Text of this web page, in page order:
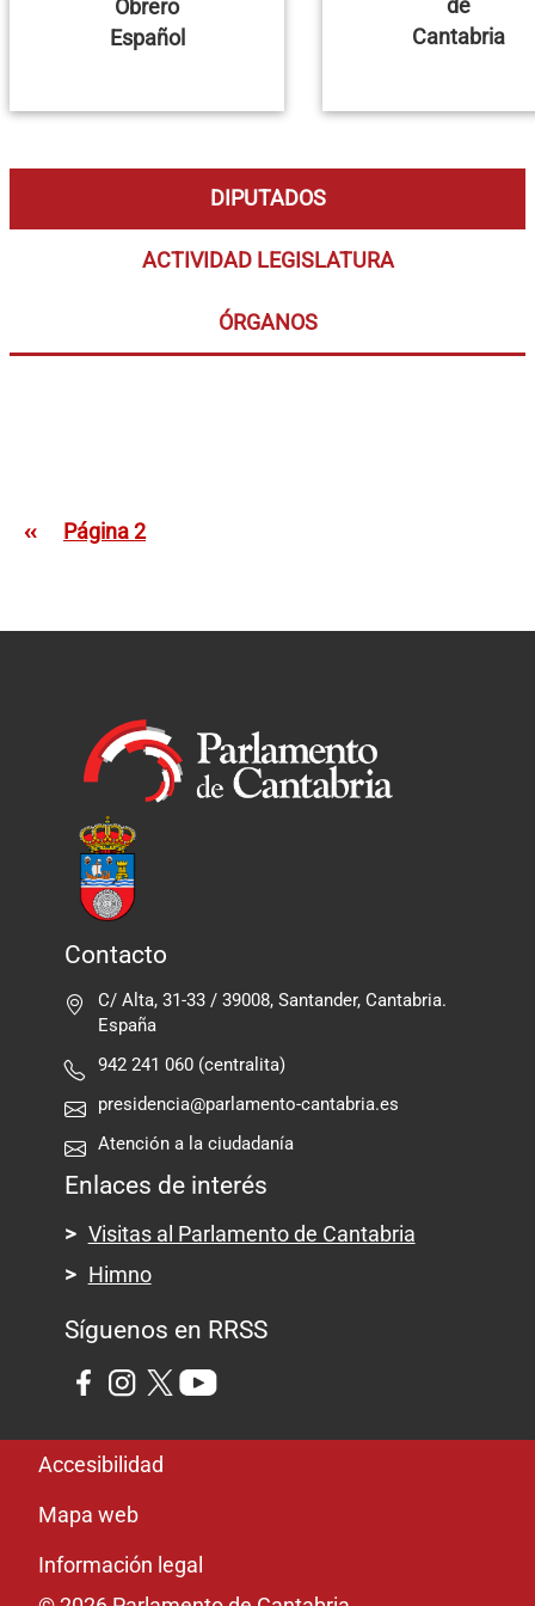
Obrero
Español
de
Cantabria
DIPUTADOS
ACTIVIDAD LEGISLATURA
ÓRGANOS
Página anterior
‹‹ Página 2
Contacto
C/ Alta, 31-33 / 39008, Santander, Cantabria.
España
942 241 060 (centralita)
presidencia@parlamento-cantabria.es
Atención a la ciudadanía
Enlaces de interés
Visitas al Parlamento de Cantabria
Himno
Síguenos en RRSS
Pie de página
Accesibilidad
Mapa web
Información legal